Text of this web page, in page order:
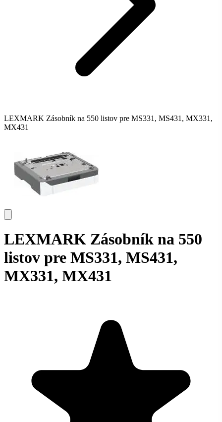
LEXMARK Zásobník na 550 listov pre MS331, MS431, MX331,
MX431
LEXMARK Zásobník na 550
listov pre MS331, MS431,
MX331, MX431